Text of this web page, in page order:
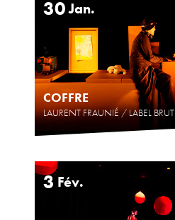
30 Jan.
COFFRE
LAURENT FRAUNIÉ / LABEL BRUT
3 Fév.